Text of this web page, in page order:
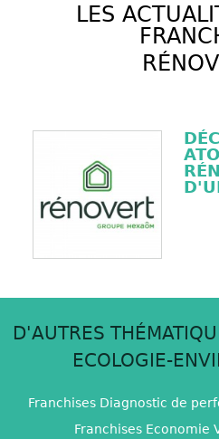
LES
D'AUTRES
ECOLOGIE-
Franchises Diagnostic de
Franchises Economie